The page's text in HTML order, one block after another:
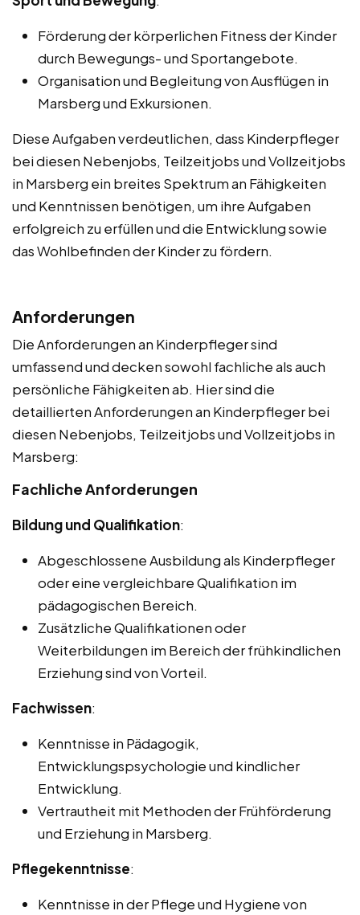
Förderung der körperlichen Fitness der Kinder
durch Bewegungs- und Sportangebote.
Organisation und Begleitung von Ausflügen in
Marsberg und Exkursionen.
Diese Aufgaben verdeutlichen, dass Kinderpfleger
bei diesen Nebenjobs, Teilzeitjobs und Vollzeitjobs
in Marsberg ein breites Spektrum an Fähigkeiten
und Kenntnissen benötigen, um ihre Aufgaben
erfolgreich zu erfüllen und die Entwicklung sowie
das Wohlbefinden der Kinder zu fördern.
Anforderungen
Die Anforderungen an Kinderpfleger sind
umfassend und decken sowohl fachliche als auch
persönliche Fähigkeiten ab. Hier sind die
detaillierten Anforderungen an Kinderpfleger bei
diesen Nebenjobs, Teilzeitjobs und Vollzeitjobs in
Marsberg:
Fachliche Anforderungen
Bildung und Qualifikation:
Abgeschlossene Ausbildung als Kinderpfleger
oder eine vergleichbare Qualifikation im
pädagogischen Bereich.
Zusätzliche Qualifikationen oder
Weiterbildungen im Bereich der frühkindlichen
Erziehung sind von Vorteil.
Fachwissen:
Kenntnisse in Pädagogik,
Entwicklungspsychologie und kindlicher
Entwicklung.
Vertrautheit mit Methoden der Frühförderung
und Erziehung in Marsberg.
Pflegekenntnisse:
Kenntnisse in der Pflege und Hygiene von